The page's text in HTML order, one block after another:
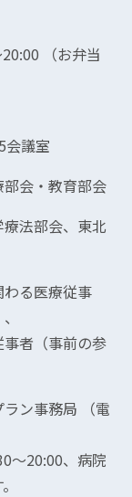
（お弁当
議室
会・教育部会
法部会、東北
る医療従事
（事前の参
ン事務局 （電
～20:00、病院